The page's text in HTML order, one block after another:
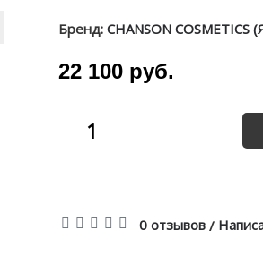
Бренд: CHANSON COSMETICS
22 100 руб.
0 отзывов/